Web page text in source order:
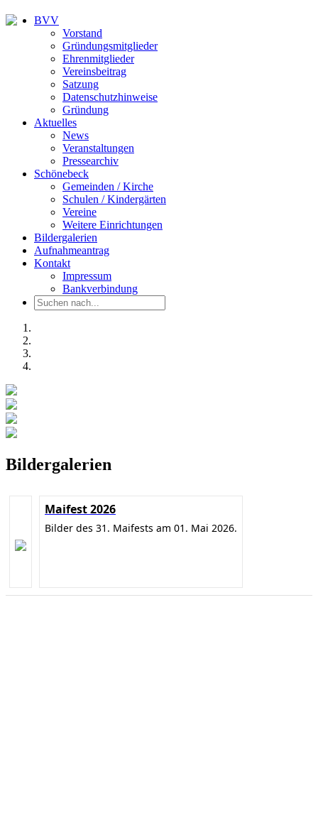
BVV
Vorstand
Gründungsmitglieder
Ehrenmitglieder
Vereinsbeitrag
Satzung
Datenschutzhinweise
Gründung
Aktuelles
News
Veranstaltungen
Pressearchiv
Schönebeck
Gemeinden / Kirche
Schulen / Kindergärten
Vereine
Weitere Einrichtungen
Bildergalerien
Aufnahmeantrag
Kontakt
Impressum
Bankverbindung
Bildergalerien
Maifest 2026
Bilder des 31. Maifests am 01. Mai 2026.